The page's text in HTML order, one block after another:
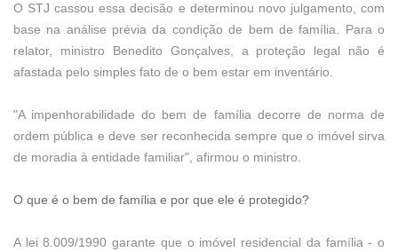
O STJ cassou essa decisão e determinou novo julgamento, com
base na análise prévia da condição de bem de família. Para o
relator, ministro Benedito Gonçalves, a proteção legal não é
afastada pelo simples fato de o bem estar em inventário.
"A impenhorabilidade do bem de família decorre de norma de
ordem pública e deve ser reconhecida sempre que o imóvel sirva
de moradia à entidade familiar", afirmou o ministro.
O que é o bem de família e por que ele é protegido?
A lei 8.009/1990 garante que o imóvel residencial da família - o